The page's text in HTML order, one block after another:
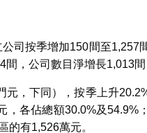
司按季增加150間至1,257
，公司數目淨增長1,013間
，下同），按季上升
，各佔總額30.0%及54.9%
的有1,526萬元。